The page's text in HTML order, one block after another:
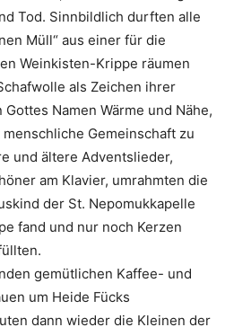
Tod. Sinnbildlich durften alle
Müll“ aus einer für die
Weinkisten-Krippe räumen
als Zeichen ihrer
Namen Wärme und Nähe,
Gemeinschaft zu
und ältere Adventslieder,
am Klavier, umrahmten die
der St. Nepomukkapelle
fand und nur noch Kerzen
gemütlichen Kaffee- und
um Heide Fücks
dann wieder die Kleinen der